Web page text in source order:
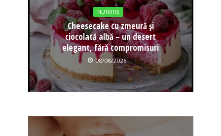
NUTRITIE
Cheesecake cu zmeură și
ciocolată albă – un desert
elegant, fără compromisuri
08/08/2026